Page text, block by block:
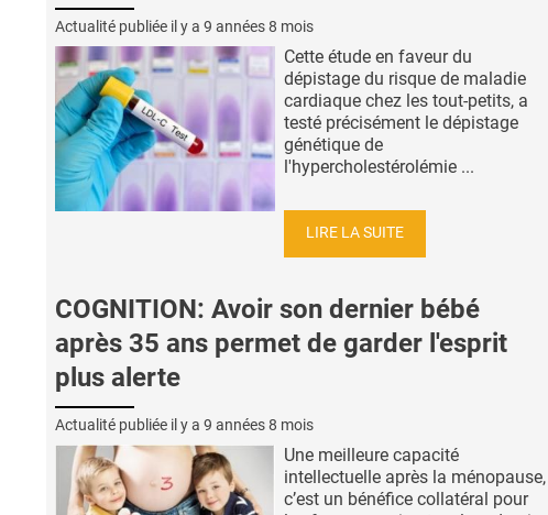
Actualité publiée il y a 9 années 8 mois
Cette étude en faveur du
dépistage du risque de maladie
cardiaque chez les tout-petits, a
testé précisément le dépistage
génétique de
l'hypercholestérolémie ...
LIRE LA SUITE
COGNITION: Avoir son dernier bébé
après 35 ans permet de garder l'esprit
plus alerte
Actualité publiée il y a 9 années 8 mois
Une meilleure capacité
intellectuelle après la ménopause,
c’est un bénéfice collatéral pour